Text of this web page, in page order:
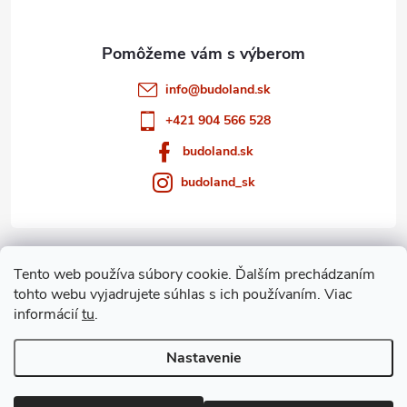
Tento web používa súbory cookie. Ďalším prechádzaním
tohto webu vyjadrujete súhlas s ich používaním. Viac
informáciítu.
Nastavenie
info@budoland.sk
+421 904 566 528
budoland.sk
budoland_sk
Informácie pre vás
Blog
budoland.sk. Všetky práva vyhradené.